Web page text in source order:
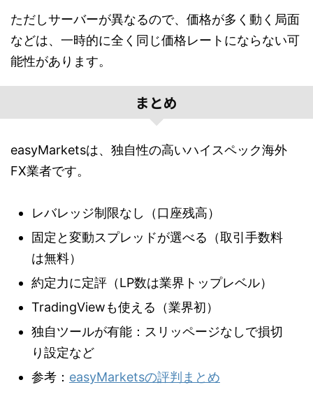
ただしサーバーが異なるので、価格が多く動く局面
などは、一時的に全く同じ価格レートにならない可
能性があります。
まとめ
easyMarketsは、独自性の高いハイスペック海外
FX業者です。
レバレッジ制限なし（口座残高）
固定と変動スプレッドが選べる（取引手数料
は無料）
約定力に定評（LP数は業界トップレベル）
TradingViewも使える（業界初）
独自ツールが有能：スリッページなしで損切
り設定など
参考： easyMarketsの評判まとめ